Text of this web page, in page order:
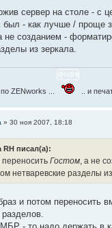
сервер на столе - с
- как лучше / проще
а не созданием -
из зеркала.
ZENworks ... .. и
» 30 ноя 2007, 18:18
RH писал(а):
Гостом, а не
нетваревские разделы
и потом переносить